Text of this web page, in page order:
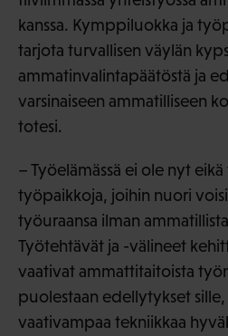
kanssa. Kymppiluokka ja
tarjota turvallisen väylän
ammatinvalintapäätöstä ja
varsinaiseen ammatilliseen
totesi.
– Työelämässä ei ole nyt
työpaikkoja, joihin nuori
työuraansa ilman
Työtehtävät ja -välineet
vaativat ammattitaitoista
puolestaan edellytykset
vaativampaa tekniikkaa